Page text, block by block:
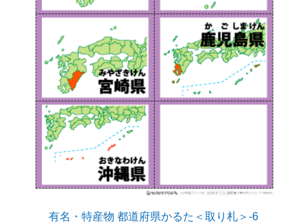
有名・特産物 都道府県かるた＜取り札＞-6